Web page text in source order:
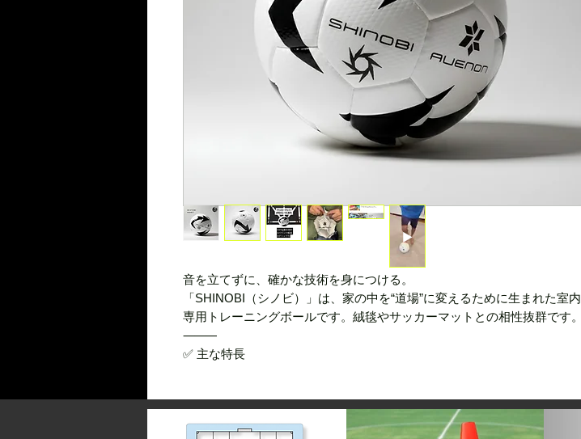
音を立てずに、確かな技術を身につける。
「SHINOBI（シノビ）」は、家の中を“道場”に変えるために生まれた室内
専用トレーニングボールです。絨毯やサッカーマットとの相性抜群です。
⸻
✅ 主な特長
•重め設計でトラップ・リフティング・足裏感覚を強化
•静音構造で、マンションやアパートでも安心して使用可能